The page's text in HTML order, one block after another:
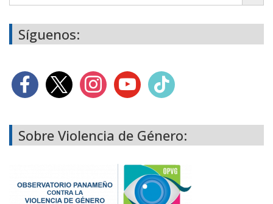
Síguenos:
Sobre Violencia de Género: